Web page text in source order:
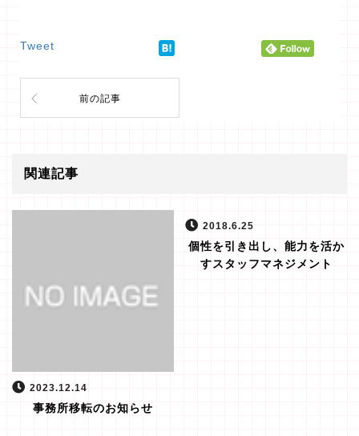
Tweet
前の記事
関連記事
2023.12.14
事務所移転のお知らせ
2018.6.25
個性を引き出し、能力を活か
すスタッフマネジメント